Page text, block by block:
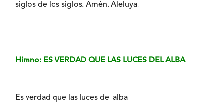
siglos de los siglos. Amén. Aleluya.
Himno: ES VERDAD QUE LAS LUCES DEL ALBA
Es verdad que las luces del alba